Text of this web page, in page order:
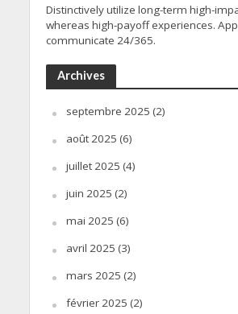
Distinctively utilize long-term high-
whereas high-payoff experiences.
communicate 24/365.
Archives
septembre 2025 (2)
août 2025 (6)
juillet 2025 (4)
juin 2025 (2)
mai 2025 (6)
avril 2025 (3)
mars 2025 (2)
février 2025 (2)